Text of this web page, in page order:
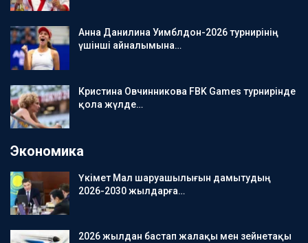
Анна Данилина Уимблдон-2026 турнирінің
үшінші айналымына…
Кристина Овчинникова FBK Games турнирінде
қола жүлде…
Экономика
Үкімет Мал шаруашылығын дамытудың
2026-2030 жылдарға…
2026 жылдан бастап жалақы мен зейнетақы